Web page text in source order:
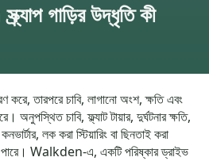
গাড়ির উদ্ধৃতি কী
করে, তারপরে চাবি, লাগানো অংশ, ক্ষতি এবং
অনুপস্থিত চাবি, ফ্ল্যাট টায়ার, দুর্ঘটনার ক্ষতি,
লক করা স্টিয়ারিং বা ছিনতাই করা
Walkden-এ, একটি পরিষ্কার ড্রাইভ